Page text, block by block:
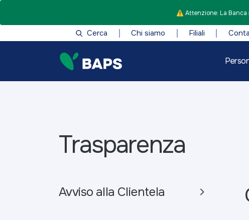
⚠️ Attenzione: La Banca
Cerca Chi siamo Filiali
Trasparenza
Avviso alla Clientela